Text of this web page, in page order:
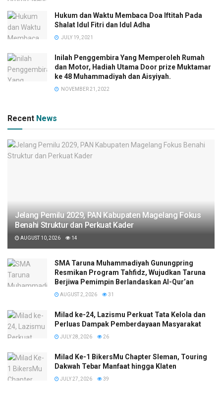
Hukum dan Waktu Membaca Doa Iftitah Pada
Shalat Idul Fitri dan Idul Adha
JULY 19, 2021
Inilah Penggembira Yang Memperoleh Rumah
dan Motor, Hadiah Utama Door prize Muktamar
ke 48 Muhammadiyah dan Aisyiyah.
NOVEMBER 21, 2022
Recent News
Jelang Pemilu 2029, PAN Kabupaten Magelang Fokus
Benahi Struktur dan Perkuat Kader
AUGUST 10, 2026 14
SMA Taruna Muhammadiyah Gunungpring
Resmikan Program Tahfidz, Wujudkan Taruna
Berjiwa Pemimpin Berlandaskan Al-Qur’an
AUGUST 2, 2026 31
Milad ke-24, Lazismu Perkuat Tata Kelola dan
Perluas Dampak Pemberdayaan Masyarakat
JULY 28, 2026 26
Milad Ke-1 BikersMu Chapter Sleman, Touring
Dakwah Tebar Manfaat hingga Klaten
JULY 27, 2026 39